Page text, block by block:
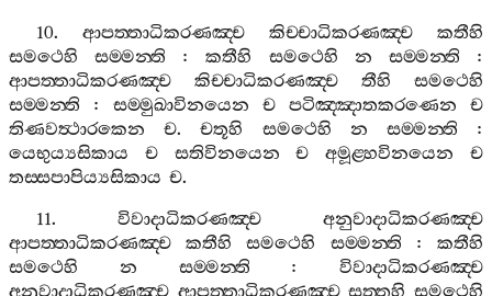
10. ආපත‍්තාධිකරණඤ‍්ච කිච‍්චාධිකරණඤ‍්ච
කතීහි
සමථෙහි
සම‍්මන‍්ති :කතීහි සමථෙහි න සම‍්මන‍්ති :
ආපත‍්තාධිකරණඤ‍්ච
කිච‍්චාධිකරණඤ‍්ච තීහි
සමථෙහි
සම‍්මන‍්ති : සම‍්මුඛාවිනයෙන ච පටිඤ‍්ඤාතකරණෙන
ච
තිණවත්‍ථාරකෙන
ච.චතූහි සමථෙහි න සම‍්මන‍්ති :
යෙභුය්‍යසිකාය
ච සතිවිනයෙන ච අමූළ‍්හවිනයෙන
ච
තස‍්සපාපිය්‍යසිකාය ච.
11. විවාදාධිකරණඤ‍්ච
අනුවාදාධිකරණඤ‍්ච
ආපත‍්තාධිකරණඤ‍්ච
කතීහි සමථෙහි සම‍්මන‍්ති :කතීහි
සමථෙහි
න සම‍්මන‍්ති : විවාදාධිකරණඤ‍්ච